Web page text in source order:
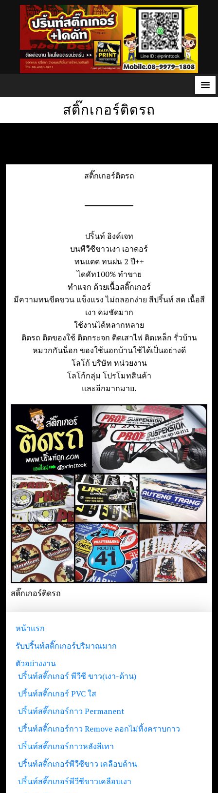
สติ๊กเกอร์ติดรถ
สติ๊กเกอร์ติดรถ
ปริ้นท์ อิงค์เจท
บนพีวีซีขาวเงา เอาดอร์
ทนแดด ทนฝน 2 ปี++
ไดคัท100% ทำขาย
ทำแจก ด้วยเนื้อสติ๊กเกอร์
มีความทนขีดขวน แข็งแรง ไม่ถลอกง่าย สีปริ้นท์ สด เนื้อสี
เงา คมชัดมาก
ใช้งานได้หลากหลาย
ติดรถ ติดของใช้ ติดกระจก ติดเสาไฟ ติดเหล็ก รั่วบ้าน
หมวกกันน็อก ของใช้นอกบ้านใช้ได้เป็นอย่างดี
โลโก้ บริษัท หน่วยงาน
โลโก้กลุ่ม โปรโมทสินค้า
และอีกมากมาย.
สติ๊กเกอร์ติดรถ
หน้าแรก
รับปริ้นท์สติ๊กเกอร์ปริมาณมาก
ตัวอย่างงาน
ปริ้นท์สติ๊กเกอร์ พีวีซี ขาว(เงา-ด้าน)
ปริ้นท์สติ๊กเกอร์ PVC ใส
ปริ้นท์สติ๊กเกอร์กาว Permanent
ปริ้นท์สติ๊กเกอร์กาว Remove ลอกไม่ทิ้งคราบกาว
ปริ้นท์สติ๊กเกอร์กาวหลังสีเทา
ปริ้นท์สติ๊กเกอร์พีวีซีขาว เคลือบด้าน
ปริ้นท์สติ๊กเกอร์พีวีซีขาวเคลือบเงา